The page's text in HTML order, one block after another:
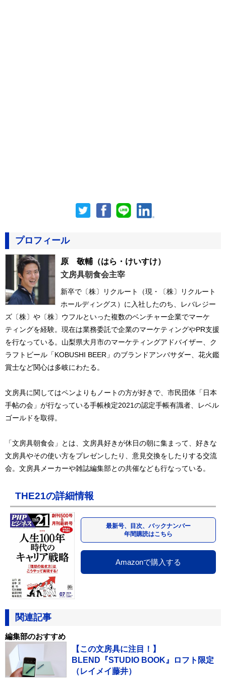
プロフィール
原 敬輔 （はら・けいすけ）
文房具朝食会主宰
新卒で〔株〕リクルート（現・〔株〕リクルート
ホールディングス）に入社したのち、レバレジー
ズ〔株〕や〔株〕ウフルといった複数のベンチャー企業でマーケ
ティングを経験。現在は業務委託で企業のマーケティングやPR支援
を行なっている。山梨県大月市のマーケティングアドバイザー、ク
ラフトビール「KOBUSHI BEER」のブランドアンバサダー、花火鑑
賞士など関心は多岐にわたる。
文房具に関してはペンよりもノートの方が好きで、市民団体「日本
手帖の会」が行なっている手帳検定2021の認定手帳有識者、レベル
ゴールドを取得。
「文房具朝食会」とは、文房具好きが休日の朝に集まって、好きな
文房具やその使い方をプレゼンしたり、意見交換をしたりする交流
会。文房具メーカーや雑誌編集部との共催なども行なっている。
THE21の詳細情報
最新号、目次、バックナンバー
年間購読はこちら
Amazonで購入する
関連記事
編集部のおすすめ
【この文房具に注目！】
BLEND『STUDIO BOOK』ロフト限定
（レイメイ藤井）